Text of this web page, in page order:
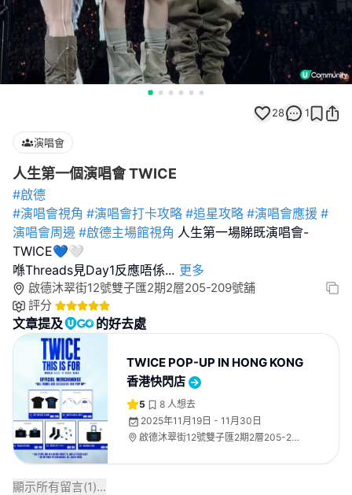
28 1
演唱會
人生第一個演唱會 TWICE
#啟德
#演唱會視角 #演唱會打卡攻略 #追星攻略 #演唱會應援 #
演唱會周邊 #啟德主場館視角 人生第一場睇既演唱會-
TWICE💙🤍
喺Threads見Day1反應唔係... 更多
啟德沐翠街12號雙子匯2期2層205-209號舖
評分
文章提及 的好去處
TWICE POP-UP IN HONG KONG
香港快閃店
5 8 人想去
2025年11月19日 - 11月30日
啟德沐翠街12號雙子匯2期2層205-209
顯示所有留言(1)...